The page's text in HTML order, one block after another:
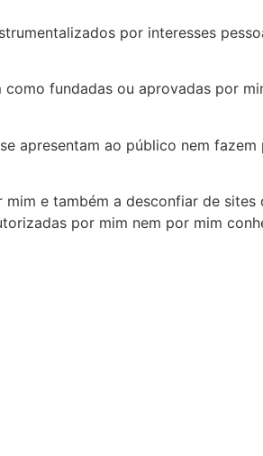
por interesses
fundadas ou aprovadas por
apresentam ao público nem
e também a desconfiar de sites
por mim nem por mim